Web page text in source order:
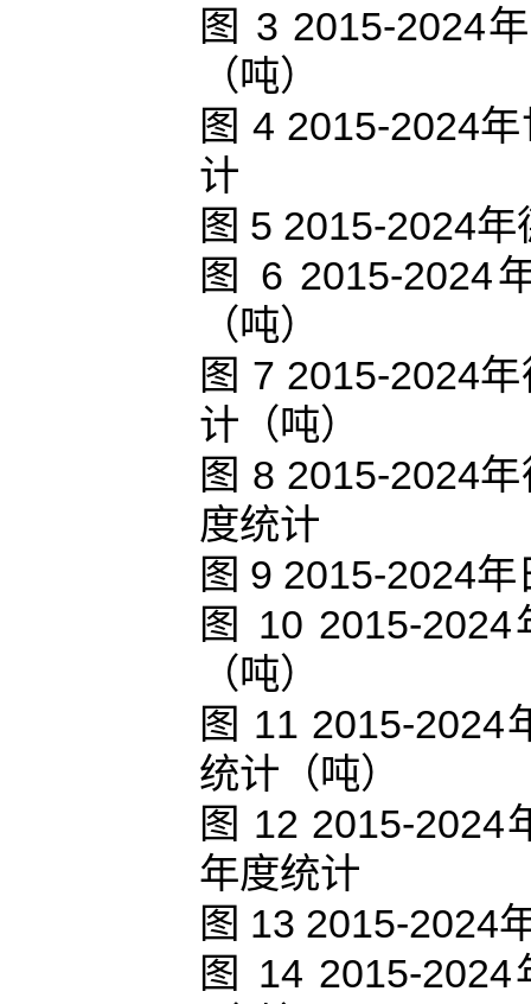
图 3 2015-2024
（吨）
图 4 2015-2024
计
图 5 2015-2024
图 6 2015-2024
（吨）
图 7 2015-2024
计（吨）
图 8 2015-2024
度统计
图 9 2015-2024
图 10 2015-
（吨）
图 11 2015-2024
统计（吨）
图 12 2015-2024
年度统计
图 13 2015-2024
图 14 2015-